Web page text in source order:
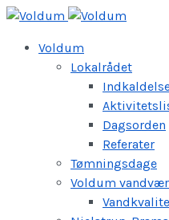
Voldum
Lokalrådet
Dagsorden
Referater
Tømningsdage
Voldum